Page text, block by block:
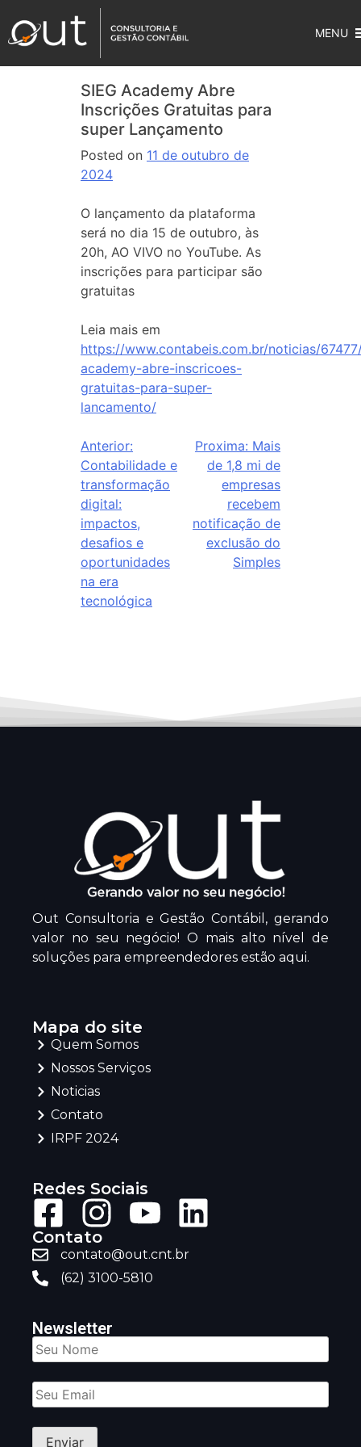
MENU
SIEG Academy Abre
Inscrições Gratuitas para
super Lançamento
Posted on 11 de outubro de
2024
O lançamento da plataforma
será no dia 15 de outubro, às
20h, AO VIVO no YouTube. As
inscrições para participar são
gratuitas
Leia mais em
https://www.contabeis.com.br/noticias/
academy-abre-inscricoes-
gratuitas-para-super-
lancamento/
Anterior:
Contabilidade e
transformação
digital:
impactos,
desafios e
oportunidades
na era
tecnológica
Proxima: Mais
de 1,8 mi de
empresas
recebem
notificação de
exclusão do
Simples
Out Consultoria e Gestão Contábil, gerando
valor no seu negócio! O mais alto nível de
soluções para empreendedores estão aqui.
Mapa do site
Quem Somos
Nossos Serviços
Noticias
Contato
IRPF 2024
Redes Sociais
Contato
contato@out.cnt.br
(62) 3100-5810
Newsletter